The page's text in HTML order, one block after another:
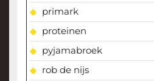
primark
proteinen
pyjamabroek
rob de nijs